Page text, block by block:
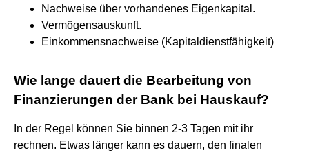
Nachweise über vorhandenes Eigenkapital.
Vermögensauskunft.
Einkommensnachweise (Kapitaldienstfähigkeit)
Wie lange dauert die Bearbeitung von
Finanzierungen der Bank bei Hauskauf?
In der Regel können Sie binnen 2-3 Tagen mit ihr
rechnen. Etwas länger kann es dauern, den finalen